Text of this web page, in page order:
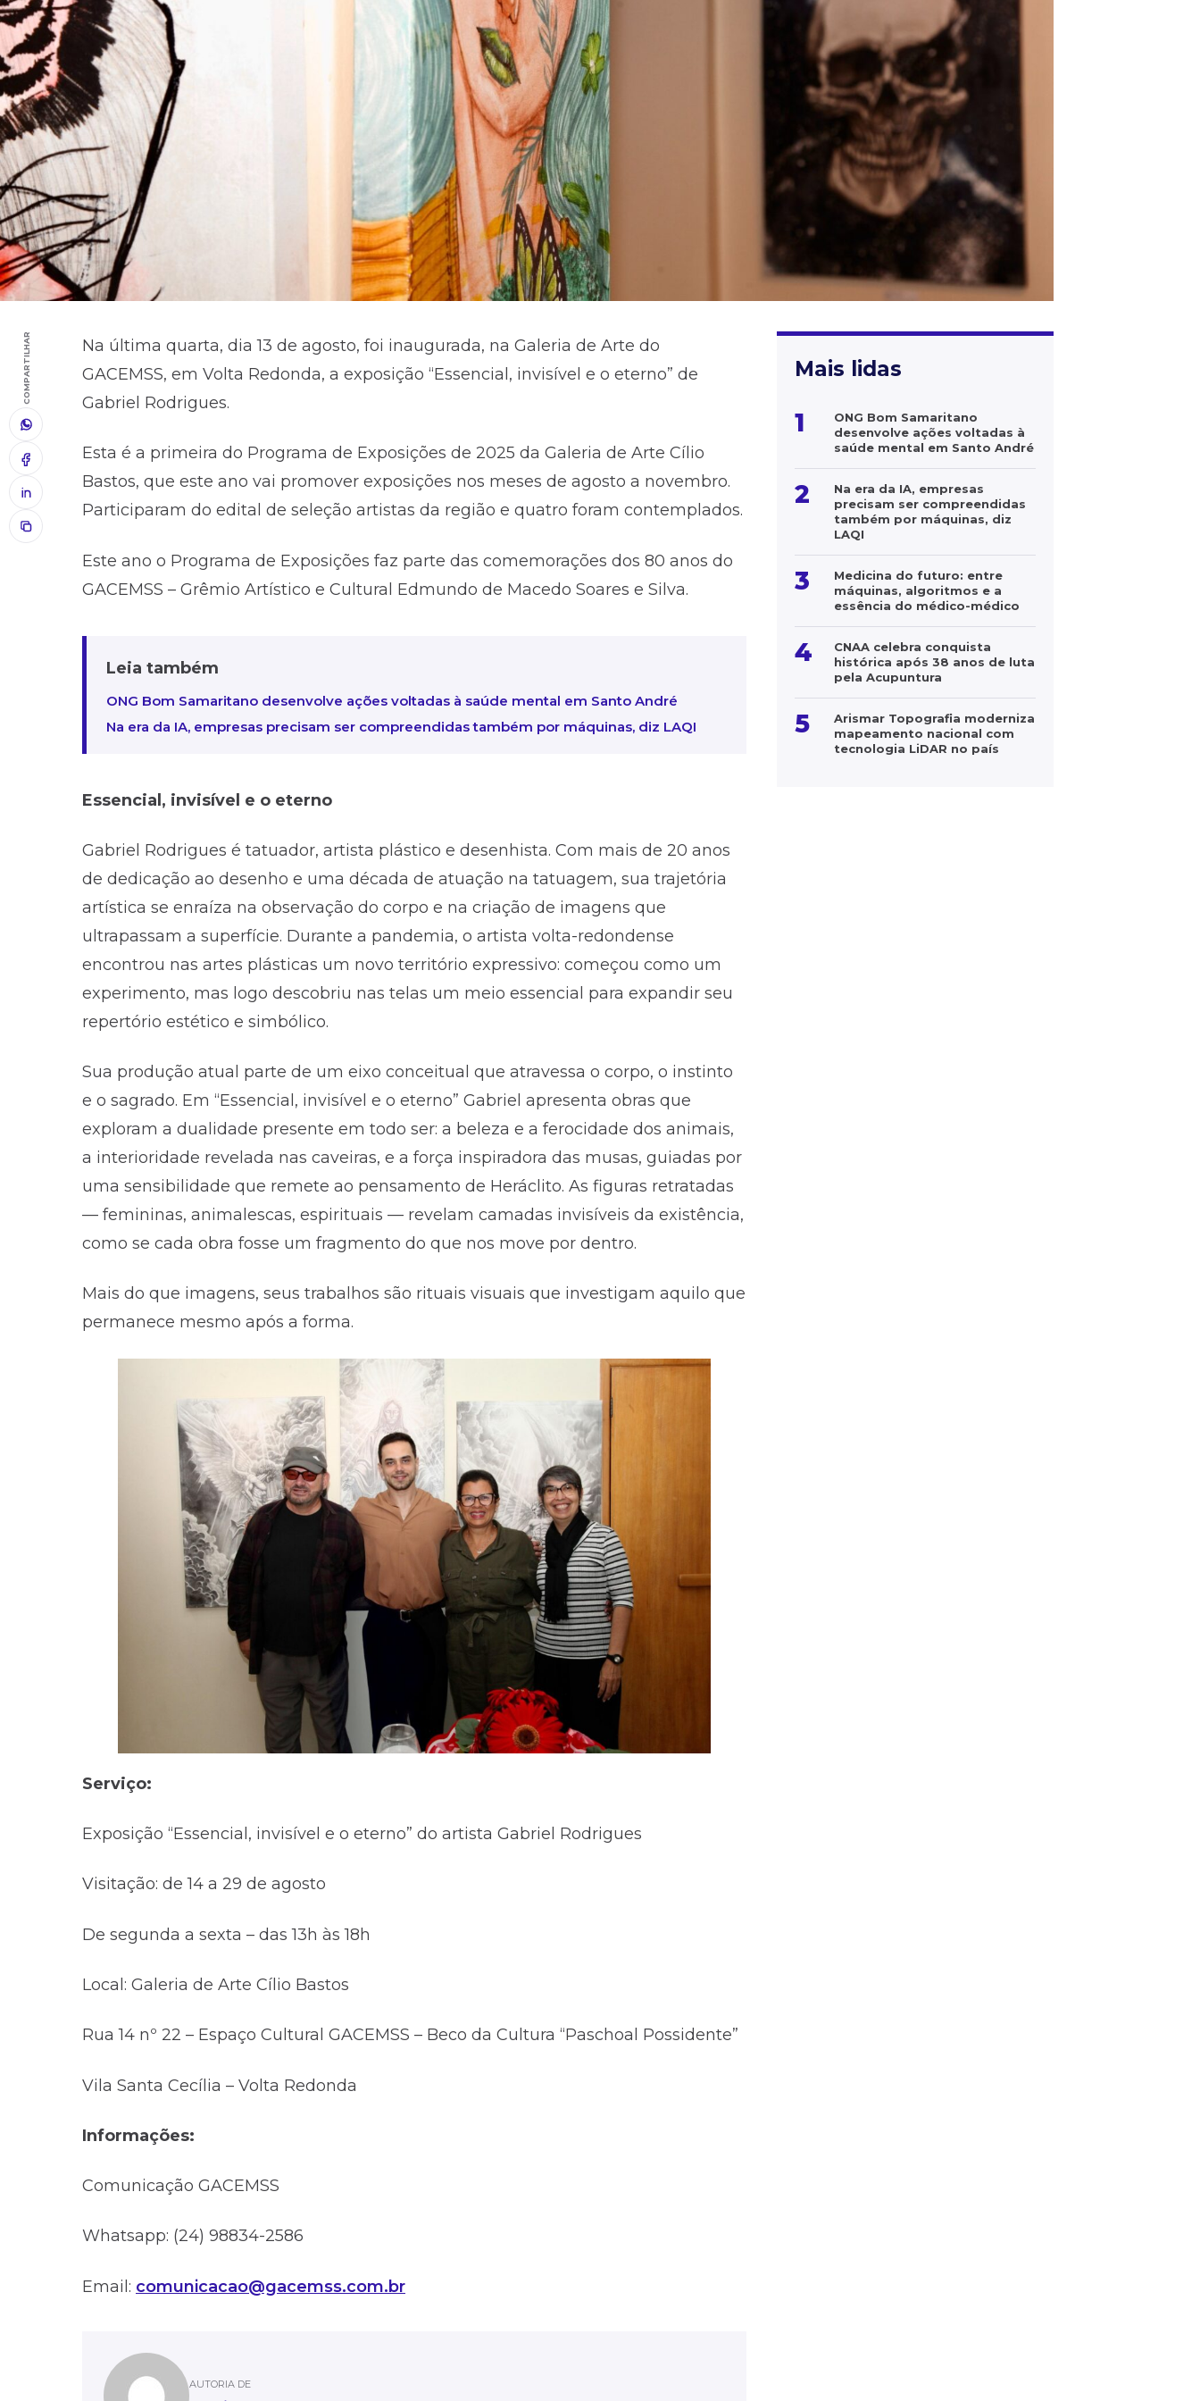
COMPARTILHAR
Na última quarta, dia 13 de agosto, foi inaugurada, na Galeria de Arte do
GACEMSS, em Volta Redonda, a exposição “Essencial, invisível e o eterno” de
Gabriel Rodrigues.
Esta é a primeira do Programa de Exposições de 2025 da Galeria de Arte Cílio
Bastos, que este ano vai promover exposições nos meses de agosto a novembro.
Participaram do edital de seleção artistas da região e quatro foram contemplados.
Este ano o Programa de Exposições faz parte das comemorações dos 80 anos do
GACEMSS – Grêmio Artístico e Cultural Edmundo de Macedo Soares e Silva.
Leia também
ONG Bom Samaritano desenvolve ações voltadas à saúde mental em Santo André
Na era da IA, empresas precisam ser compreendidas também por máquinas, diz LAQI
Essencial, invisível e o eterno
Gabriel Rodrigues é tatuador, artista plástico e desenhista. Com mais de 20 anos
de dedicação ao desenho e uma década de atuação na tatuagem, sua trajetória
artística se enraíza na observação do corpo e na criação de imagens que
ultrapassam a superfície. Durante a pandemia, o artista volta-redondense
encontrou nas artes plásticas um novo território expressivo: começou como um
experimento, mas logo descobriu nas telas um meio essencial para expandir seu
repertório estético e simbólico.
Sua produção atual parte de um eixo conceitual que atravessa o corpo, o instinto
e o sagrado. Em “Essencial, invisível e o eterno” Gabriel apresenta obras que
exploram a dualidade presente em todo ser: a beleza e a ferocidade dos animais,
a interioridade revelada nas caveiras, e a força inspiradora das musas, guiadas por
uma sensibilidade que remete ao pensamento de Heráclito. As figuras retratadas
— femininas, animalescas, espirituais — revelam camadas invisíveis da existência,
como se cada obra fosse um fragmento do que nos move por dentro.
Mais do que imagens, seus trabalhos são rituais visuais que investigam aquilo que
permanece mesmo após a forma.
Serviço:
Exposição “Essencial, invisível e o eterno” do artista Gabriel Rodrigues
Visitação: de 14 a 29 de agosto
De segunda a sexta – das 13h às 18h
Local: Galeria de Arte Cílio Bastos
Rua 14 nº 22 – Espaço Cultural GACEMSS – Beco da Cultura “Paschoal Possidente”
Vila Santa Cecília – Volta Redonda
Informações:
Comunicação GACEMSS
Whatsapp: (24) 98834-2586
Email: comunicacao@gacemss.com.br
AUTORIA DE
Mais lidas
1
ONG Bom Samaritano
desenvolve ações voltadas à
saúde mental em Santo André
2
Na era da IA, empresas
precisam ser compreendidas
também por máquinas, diz
LAQI
3
Medicina do futuro: entre
máquinas, algoritmos e a
essência do médico-médico
4
CNAA celebra conquista
histórica após 38 anos de luta
pela Acupuntura
5
Arismar Topografia moderniza
mapeamento nacional com
tecnologia LiDAR no país